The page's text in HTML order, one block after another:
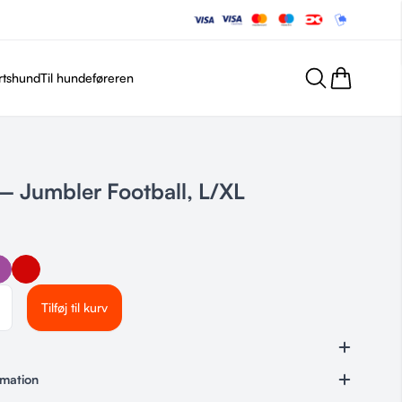
Til hundeføreren
Jumbler Football, L/XL
Tilføj til kurv